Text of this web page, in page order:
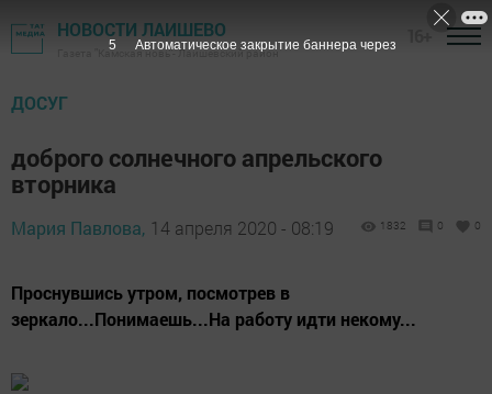
НОВОСТИ ЛАИШЕВО
Газета "Камская новь"- Лаишевский район
ДОСУГ
доброго солнечного апрельского
вторника
Мария Павлова, 14 апреля 2020 - 08:19 1832 0 0
Проснувшись утром, посмотрев в
зеркало...Понимаешь...На работу идти некому...
4 Автоматическое закрытие баннера через